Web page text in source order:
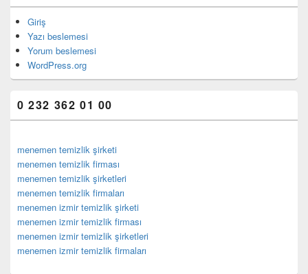
Giriş
Yazı beslemesi
Yorum beslemesi
WordPress.org
0 232 362 01 00
menemen temizlik şirketi
menemen temizlik firması
menemen temizlik şirketleri
menemen temizlik firmaları
menemen izmir temizlik şirketi
menemen izmir temizlik firması
menemen izmir temizlik şirketleri
menemen izmir temizlik firmaları